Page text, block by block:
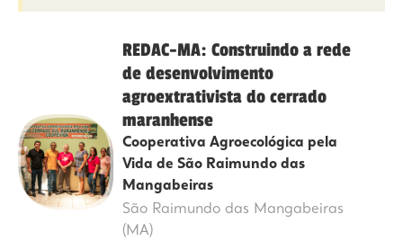
REDAC-MA: Construindo a rede
de desenvolvimento
agroextrativista do cerrado
maranhense
Cooperativa Agroecológica pela
Vida de São Raimundo das
Mangabeiras
São Raimundo das Mangabeiras
(MA)